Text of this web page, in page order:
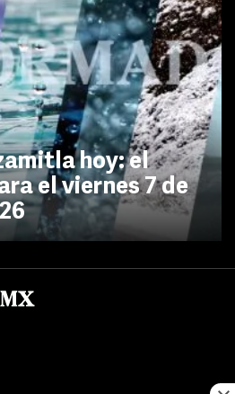
hoy: el
el viernes 7 de